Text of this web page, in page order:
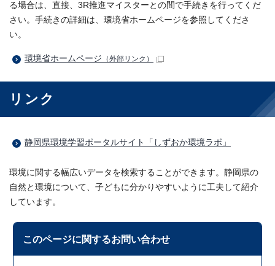
る場合は、直接、3R推進マイスターとの間で手続きを行ってくだ
さい。手続きの詳細は、環境省ホームページを参照してくださ
い。
環境省ホームページ （外部リンク）
リンク
静岡県環境学習ポータルサイト「しずおか環境ラボ」
環境に関する幅広いデータを検索することができます。静岡県の
自然と環境について、子どもに分かりやすいように工夫して紹介
しています。
このページに関するお問い合わせ